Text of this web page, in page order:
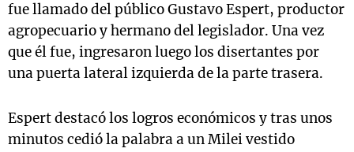
fue llamado del público Gustavo Espert, productor
agropecuario y hermano del legislador. Una vez
que él fue, ingresaron luego los disertantes por
una puerta lateral izquierda de la parte trasera.
Espert destacó los logros económicos y tras unos
minutos cedió la palabra a un Milei vestido